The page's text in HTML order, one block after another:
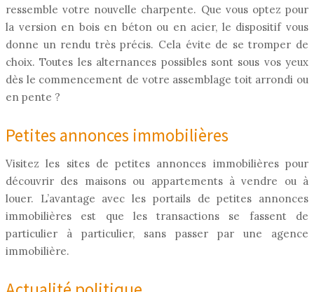
ressemble votre nouvelle charpente. Que vous optez pour
la version en bois en béton ou en acier, le dispositif vous
donne un rendu très précis. Cela évite de se tromper de
choix. Toutes les alternances possibles sont sous vos yeux
dès le commencement de votre assemblage toit arrondi ou
en pente ?
Petites annonces immobilières
Visitez les sites de petites annonces immobilières pour
découvrir des maisons ou appartements à vendre ou à
louer. L’avantage avec les portails de petites annonces
immobilières est que les transactions se fassent de
particulier à particulier, sans passer par une agence
immobilière.